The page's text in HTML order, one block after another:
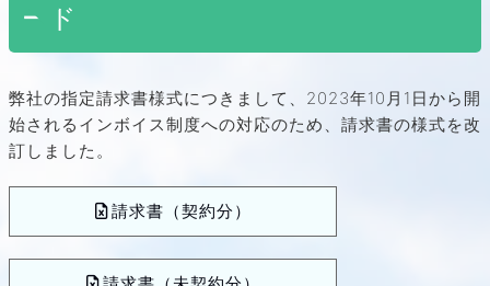
ード
弊社の指定請求書様式につきまして、2023年10月1日から開
始されるインボイス制度への対応のため、請求書の様式を改
訂しました。
請求書（契約分）